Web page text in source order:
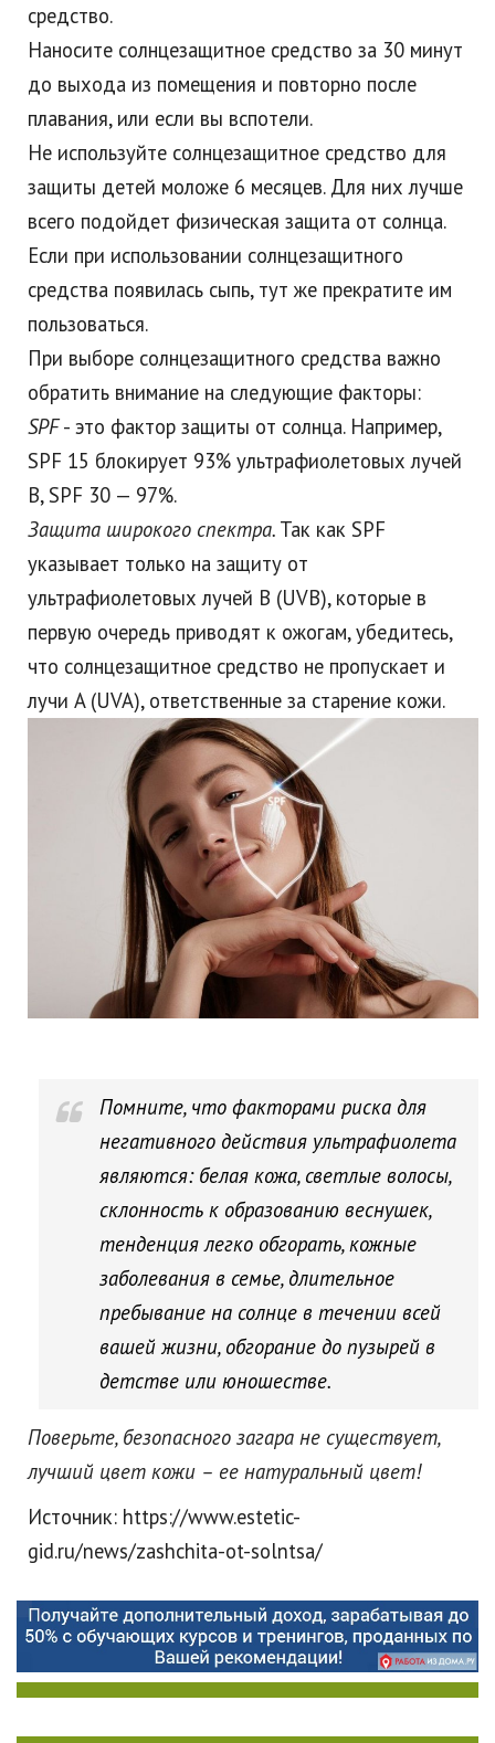
средство.
Наносите солнцезащитное средство за 30 минут
до выхода из помещения и повторно после
плавания, или если вы вспотели.
Не используйте солнцезащитное средство для
защиты детей моложе 6 месяцев. Для них лучше
всего подойдет физическая защита от солнца.
Если при использовании солнцезащитного
средства появилась сыпь, тут же прекратите им
пользоваться.
При выборе солнцезащитного средства важно
обратить внимание на следующие факторы:
SPF- это фактор защиты от солнца. Например,
SPF 15 блокирует 93% ультрафиолетовых лучей
B, SPF 30 — 97%.
Защита широкого спектра. Так как SPF
указывает только на защиту от
ультрафиолетовых лучей B (UVB), которые в
первую очередь приводят к ожогам, убедитесь,
что солнцезащитное средство не пропускает и
лучи A (UVA), ответственные за старение кожи.
Помните, что факторами риска для
негативного действия ультрафиолета
являются: белая кожа, светлые волосы,
склонность к образованию веснушек,
тенденция легко обгорать, кожные
заболевания в семье, длительное
пребывание на солнце в течении всей
вашей жизни, обгорание до пузырей в
детстве или юношестве.
Поверьте, безопасного загара не существует,
лучший цвет кожи – ее натуральный цвет!
Источник: https://www.estetic-
gid.ru/news/zashchita-ot-solntsa/